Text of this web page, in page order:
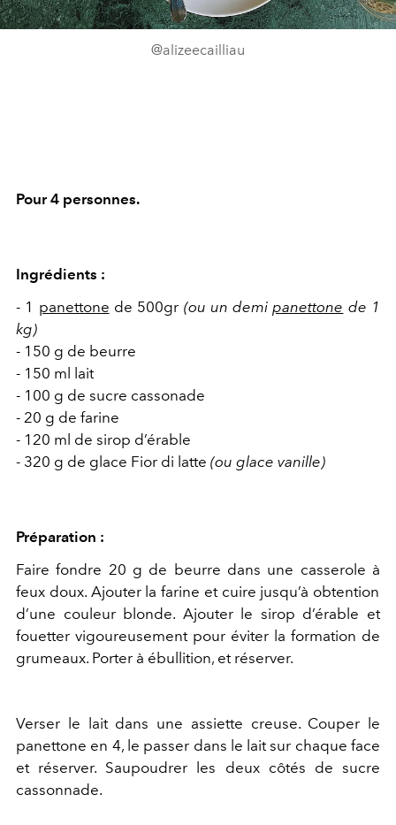
@alizeecailliau
Pour 4 personnes.
Ingrédients :
- 1 panettone de 500gr (ou un demipanettone de 1
kg)
- 150 g de beurre
- 150 ml lait
- 100 g de sucre cassonade
- 20 g de farine
- 120 ml de sirop d’érable
- 320 g de glace Fior di latte (ou glace vanille)
Préparation :
Faire fondre 20 g de beurre dans une casserole à
feux doux. Ajouter la farine et cuire jusqu’à obtention
d’une couleur blonde. Ajouter le sirop d’érable et
fouetter vigoureusement pour éviter la formation de
grumeaux. Porter à ébullition, et réserver.
Verser le lait dans une assiette creuse. Couper le
panettone en 4, le passer dans le laitsur chaque face
et réserver. Saupoudrer les deux côtés de sucre
cassonnade.